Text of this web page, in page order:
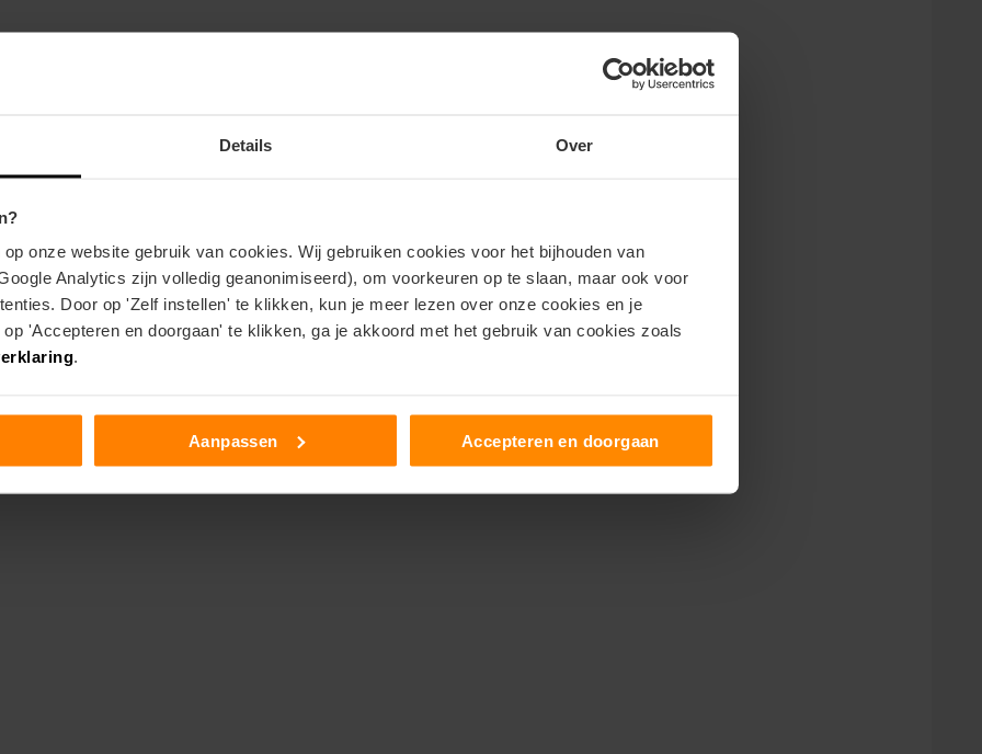
Details Over
onze website gebruik van cookies. Wij gebruiken cookies voor het bijhouden van
Analytics zijn volledig geanonimiseerd), om voorkeuren op te slaan, maar ook voor
Door op 'Zelf instellen' te klikken, kun je meer lezen over onze cookies en je
'Accepteren en doorgaan' te klikken, ga je akkoord met het gebruik van cookies zoals
.
Aanpassen Accepteren en doorgaan